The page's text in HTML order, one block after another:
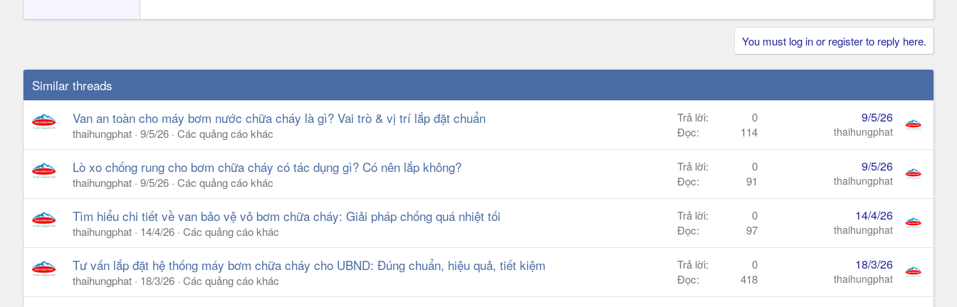
You must log in or register to reply here.
Similar threads
Van an toàn cho máy bơm nước chữa cháy là gì? Vai trò & vị trí lắp đặt chuẩn
thaihungphat 9/5/26 Các quảng cáo khác
Trả lời
0
Đọc
114
9/5/26
thaihungphat
Lò xo chống rung cho bơm chữa cháy có tác dụng gì? Có nên lắp không?
thaihungphat 9/5/26 Các quảng cáo khác
Trả lời
0
Đọc
91
9/5/26
thaihungphat
Tìm hiểu chi tiết về van bảo vệ vỏ bơm chữa cháy: Giải pháp chống quá nhiệt tối
thaihungphat 14/4/26 Các quảng cáo khác
Trả lời
0
Đọc
97
14/4/26
thaihungphat
Tư vấn lắp đặt hệ thống máy bơm chữa cháy cho UBND: Đúng chuẩn, hiệu quả, tiết kiệm
thaihungphat 18/3/26 Các quảng cáo khác
Trả lời
0
Đọc
418
18/3/26
thaihungphat